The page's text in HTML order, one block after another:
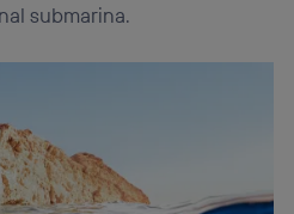
submarina.